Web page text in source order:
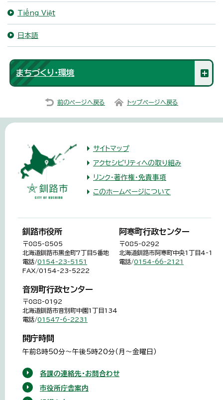
Tiếng Việt
日本語
まちづくり・環境
前のページへ戻る トップページへ戻る
サイトマップ
アクセシビリティへの取り組み
リンク・著作権・免責事項
このホームページについて
釧路市役所
〒085-8505
北海道釧路市黒金町7丁目5番地
電話/0154-23-5151
FAX/0154-23-5222
阿寒町行政センター
〒085-0292
北海道釧路市阿寒町中央1丁目4-1
電話/0154-66-2121
音別町行政センター
〒088-0192
北海道釧路市音別町中園1丁目134
電話/01547-6-2231
開庁時間
午前8時50分～午後5時20分（月～金曜日）
各課の連絡先・お問合わせ
市役所庁舎案内